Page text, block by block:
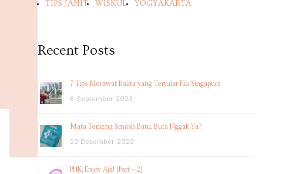
TIPS JAHIT
WISKUL YOGYAKARTA
Recent Posts
7 Tips Merawat Balita yang Tertular Flu Singapura
6 September 2023
Mata Terkena Smash Batu, Buta Nggak Ya?
22 Desember 2022
PHK, Enjoy Aja! [Part – 2]